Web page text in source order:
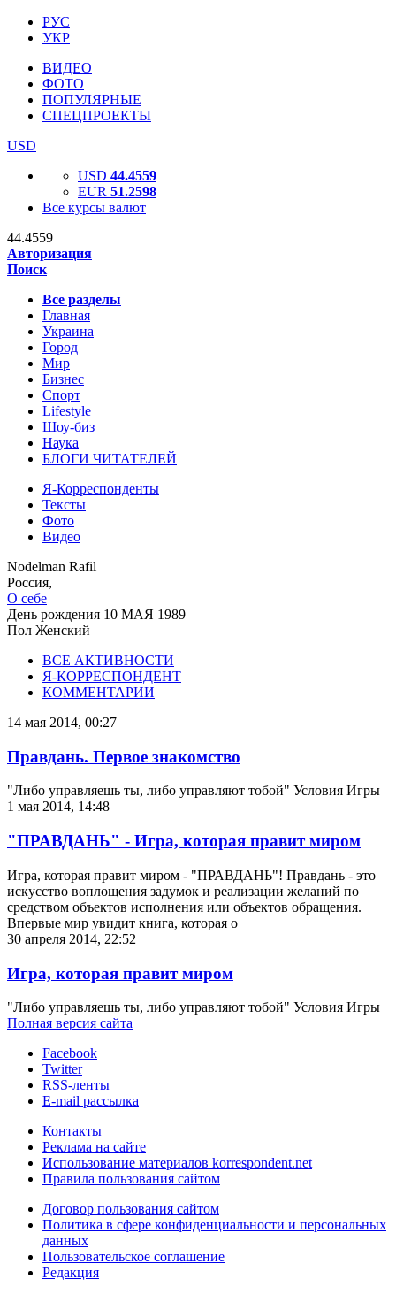
РУС
УКР
ВИДЕО
ФОТО
ПОПУЛЯРНЫЕ
СПЕЦПРОЕКТЫ
USD
USD 44.4559
EUR 51.2598
Все курсы валют
44.4559
Авторизация
Поиск
Все разделы
Главная
Украина
Город
Мир
Бизнес
Спорт
Lifestyle
Шоу-биз
Наука
БЛОГИ ЧИТАТЕЛЕЙ
Я-Корреспонденты
Тексты
Фото
Видео
Nodelman Rafil
Россия,
О себе
День рождения 10 МАЯ 1989
Пол Женский
ВСЕ АКТИВНОСТИ
Я-КОРРЕСПОНДЕНТ
КОММЕНТАРИИ
14 мая 2014, 00:27
Правдань. Первое знакомство
"Либо управляешь ты, либо управляют тобой" Условия Игры
1 мая 2014, 14:48
"ПРАВДАНЬ" - Игра, которая правит миром
Игра, которая правит миром - "ПРАВДАНЬ"! Правдань - это
искусство воплощения задумок и реализации желаний по
средством объектов исполнения или объектов обращения.
Впервые мир увидит книга, которая о
30 апреля 2014, 22:52
Игра, которая правит миром
"Либо управляешь ты, либо управляют тобой" Условия Игры
Полная версия сайта
Facebook
Twitter
RSS-ленты
E-mail рассылка
Контакты
Реклама на сайте
Использование материалов korrespondent.net
Правила пользования сайтом
Договор пользования сайтом
Политика в сфере конфиденциальности и персональных
данных
Пользовательское соглашение
Редакция